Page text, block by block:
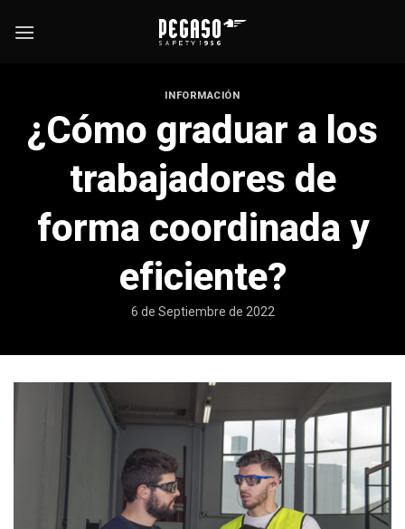
INFORMACIÓN
¿Cómo graduar a los
trabajadores de
forma coordinada y
eficiente?
6 de Septiembre de 2022